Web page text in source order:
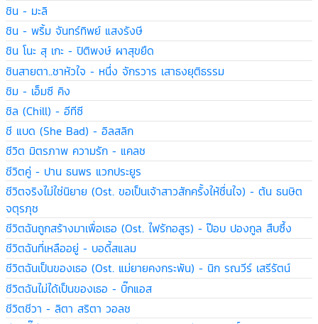
ชิน - มะลิ
ชิน - พริ้ม จันทร์ทิพย์ แสงรังษี
ชิน โนะ สุ เกะ - ปิติพงษ์ ผาสุขยืด
ชินสายตา..ชาหัวใจ - หนึ่ง จักรวาร เสาธงยุติธรรม
ชิม - เอ็มซี คิง
ชิล (Chill) - อีทีซี
ชี แบด (She Bad) - อิลสลิก
ชีวิต มิตรภาพ ความรัก - แคลช
ชีวิตคู่ - ปาน ธนพร แวกประยูร
ชีวิตจริงไม่ใช่นิยาย (Ost. ขอเป็นเจ้าสาวสักครั้งให้ชื่นใจ) - ต้น ธนษิต
จตุรภุช
ชีวิตฉันถูกสร้างมาเพื่อเธอ (Ost. ไฟรักอสูร) - ป๊อบ ปองกูล สืบซึ้ง
ชีวิตฉันที่เหลืออยู่ - บอดี้สแลม
ชีวิตฉันเป็นของเธอ (Ost. แม่ยายคงกระพัน) - นิก รณวีร์ เสรีรัตน์
ชีวิตฉันไม่ได้เป็นของเธอ - บิ๊กแอส
ชีวิตชีวา - ลิตา สริตา วอลช